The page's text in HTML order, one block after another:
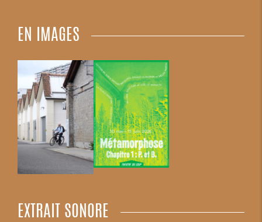
EN IMAGES
EXTRAIT SONORE